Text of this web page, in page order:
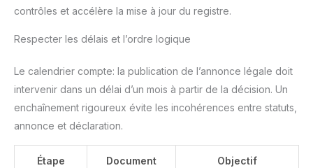
contrôles et accélère la mise à jour du registre.
Respecter les délais et l’ordre logique
Le calendrier compte: la publication de l’annonce légale doit
intervenir dans un délai d’un mois à partir de la décision. Un
enchaînement rigoureux évite les incohérences entre statuts,
annonce et déclaration.
Étape Document Objectif